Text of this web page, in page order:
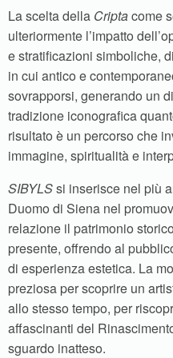
La scelta della Criptacome
ulteriormente l’impatto
e stratificazioni simboliche,
in cui antico e
sovrapporsi, generando un
tradizione iconografica
risultato è un percorso che
immagine, spiritualità e
SIBYLSsi inserisce nel più
Duomo di Siena nel
relazione il patrimonio
presente, offrendo al
di esperienza estetica. La
preziosa per scoprire un
allo stesso tempo, per
affascinanti del
sguardo inatteso.